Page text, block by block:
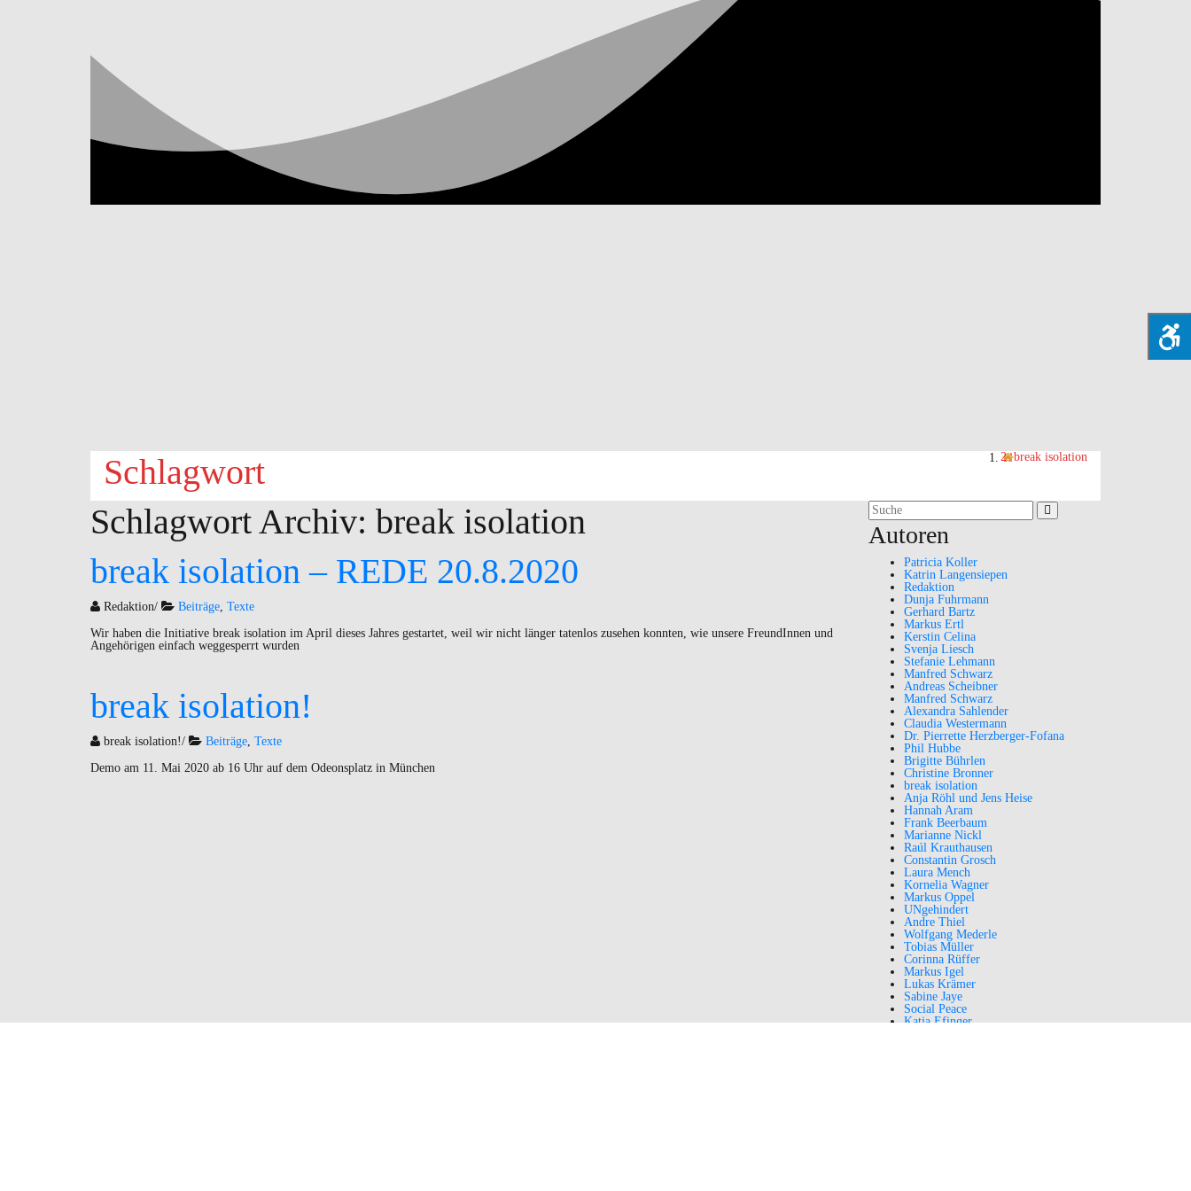
Schlagwort break isolation
Schlagwort Archiv: break isolation
break isolation – REDE 20.8.2020
Redaktion/ Beiträge, Texte
Wir haben die Initiative break isolation im April dieses Jahres gestartet, weil wir nicht länger tatenlos zusehen konnten, wie unsere FreundInnen und
Angehörigen einfach weggesperrt wurden
break isolation!
break isolation!/ Beiträge, Texte
Demo am 11. Mai 2020 ab 16 Uhr auf dem Odeonsplatz in München
Suchergebnis
für:
Autoren
Patricia Koller
Katrin Langensiepen
Redaktion
Dunja Fuhrmann
Gerhard Bartz
Markus Ertl
Kerstin Celina
Svenja Liesch
Stefanie Lehmann
Manfred Schwarz
Andreas Scheibner
Manfred Schwarz
Alexandra Sahlender
Claudia Westermann
Dr. Pierrette Herzberger-Fofana
Phil Hubbe
Brigitte Bührlen
Christine Bronner
break isolation
Anja Röhl und Jens Heise
Hannah Aram
Frank Beerbaum
Marianne Nickl
Raúl Krauthausen
Constantin Grosch
Laura Mench
Kornelia Wagner
Markus Oppel
UNgehindert
Andre Thiel
Wolfgang Mederle
Tobias Müller
Corinna Rüffer
Markus Igel
Lukas Krämer
Sabine Jaye
Social Peace
Katja Efinger